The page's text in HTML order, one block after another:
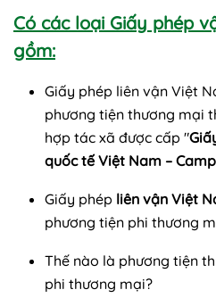
Có các loại Giấy phép
gồm:
Giấy phép liên vận Việt
phương tiện thương mại
hợp tác xã được cấp "
quốc tế Việt Nam –
Giấy phép liên vận Việt
phương tiện phi thương
Thế nào là phương tiện
phi thương mại?